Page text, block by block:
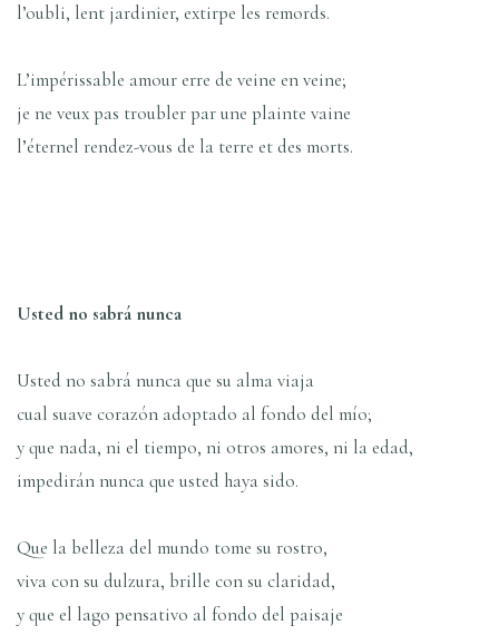
l’oubli, lent jardinier, extirpe les remords.
L’impérissable amour erre de veine en veine;
je ne veux pas troubler par une plainte vaine
l’éternel rendez-vous de la terre et des morts.
Usted no sabrá nunca
Usted no sabrá nunca que su alma viaja
cual suave corazón adoptado al fondo del mío;
y que nada, ni el tiempo, ni otros amores, ni la edad,
impedirán nunca que usted haya sido.
Que la belleza del mundo tome su rostro,
viva con su dulzura, brille con su claridad,
y que el lago pensativo al fondo del paisaje